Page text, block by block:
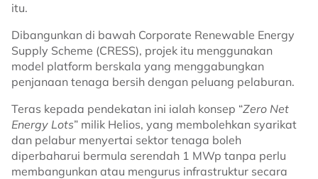
itu.
Dibangunkan di bawah Corporate Renewable Energy
Supply Scheme (CRESS), projek itu menggunakan
model platform berskala yang menggabungkan
penjanaan tenaga bersih dengan peluang pelaburan.
Teras kepada pendekatan ini ialah konsep “Zero Net
Energy Lots” milik Helios, yang membolehkan syarikat
dan pelabur menyertai sektor tenaga boleh
diperbaharui bermula serendah 1 MWp tanpa perlu
membangunkan atau mengurus infrastruktur secara